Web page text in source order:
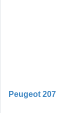
Peugeot 207